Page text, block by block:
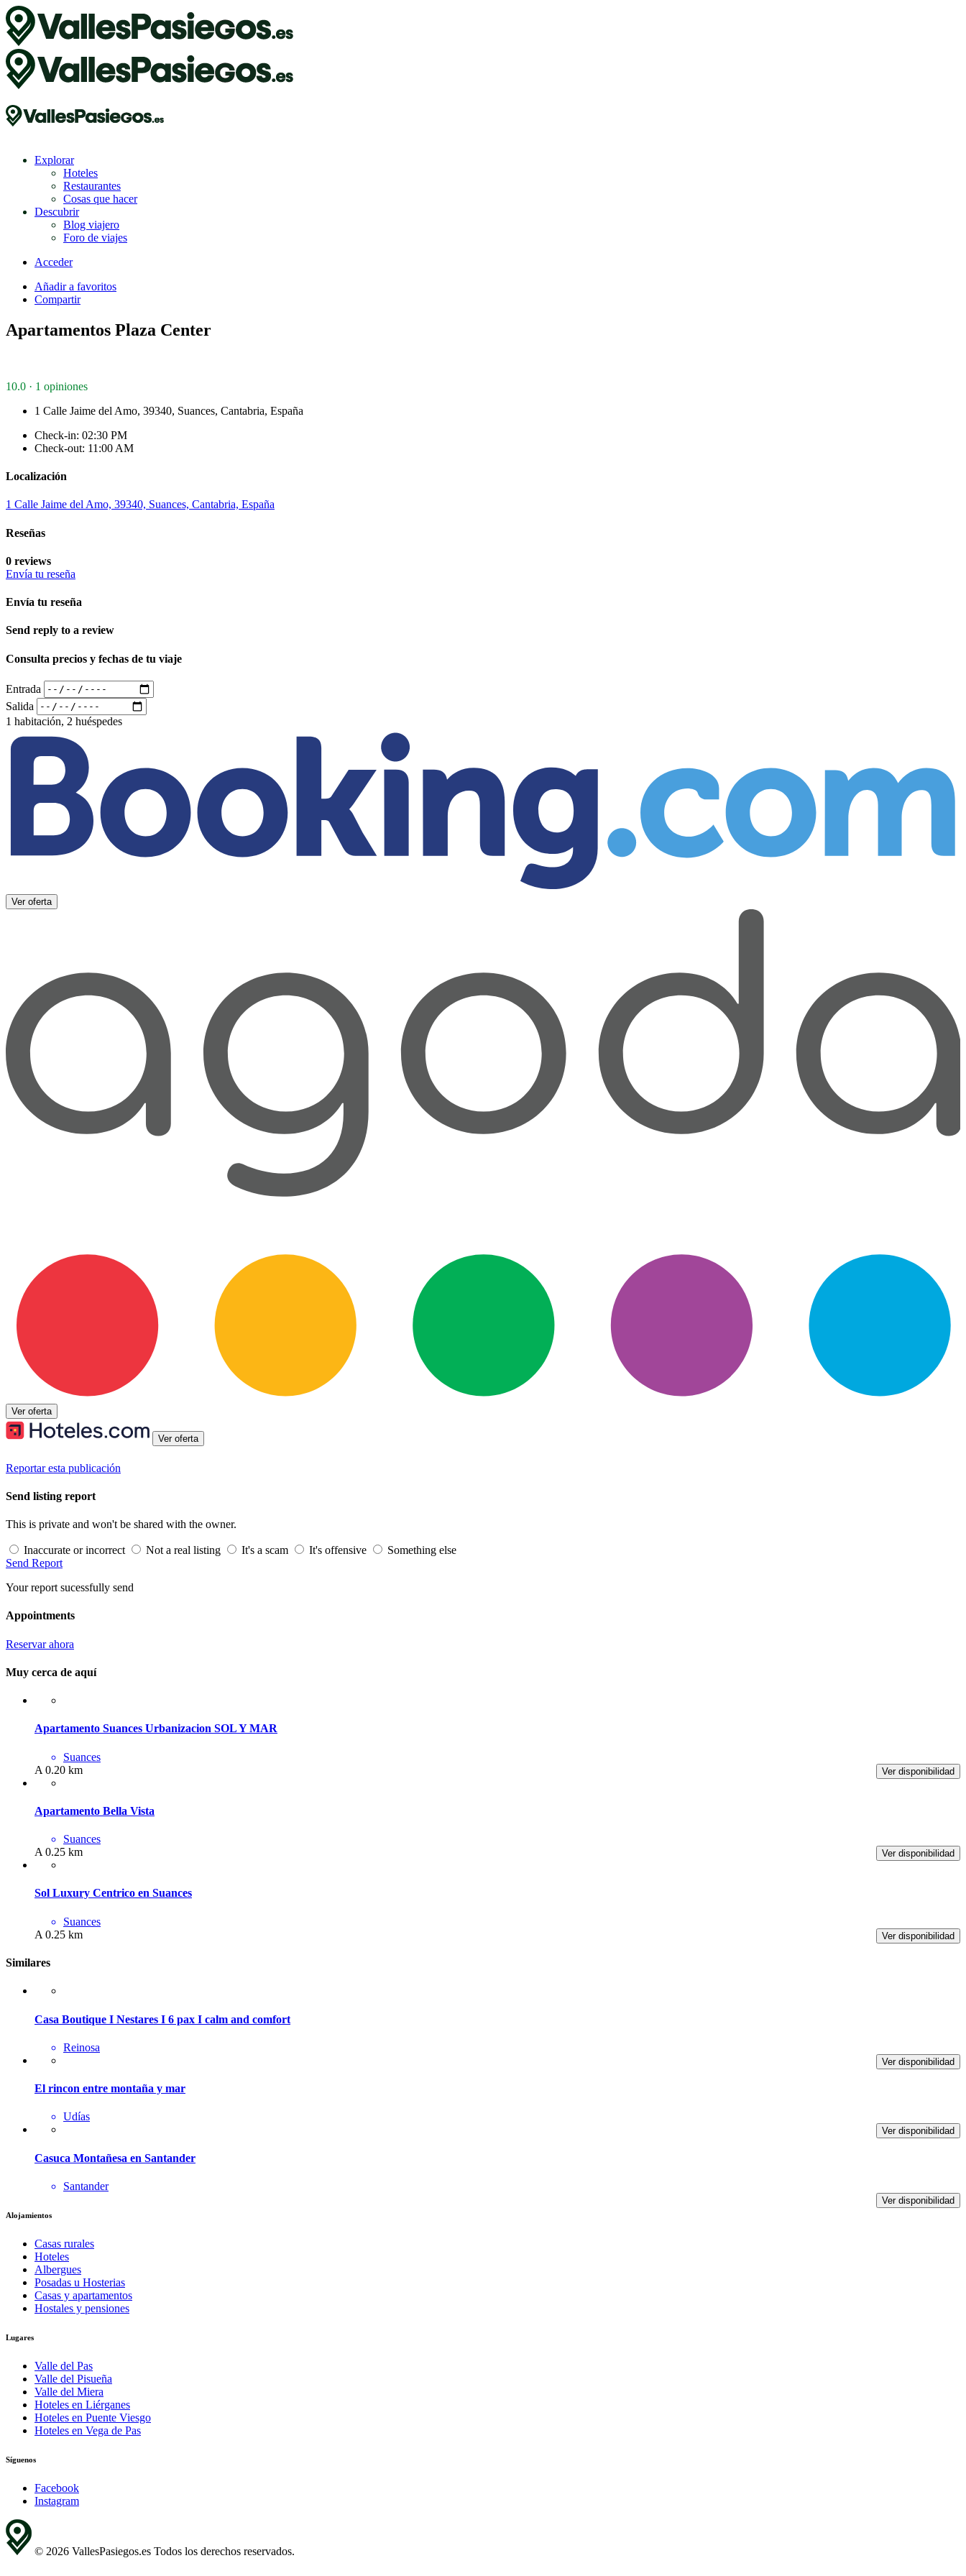
Explorar
Hoteles
Restaurantes
Cosas que hacer
Descubrir
Blog viajero
Foro de viajes
Acceder
Añadir a favoritos
Compartir
Apartamentos Plaza Center
10.0 · 1 opiniones
1 Calle Jaime del Amo, 39340, Suances, Cantabria, España
Check-in: 02:30 PM
Check-out: 11:00 AM
Localización
1 Calle Jaime del Amo, 39340, Suances, Cantabria, España
Reseñas
0 reviews
Envía tu reseña
Envía tu reseña
Send reply to a review
Consulta precios y fechas de tu viaje
Entrada
Salida
1 habitación, 2 huéspedes
Ver oferta
Ver oferta
Ver oferta
Reportar esta publicación
Send listing report
This is private and won't be shared with the owner.
Inaccurate or incorrect Not a real listing It's a scam It's offensive
Something else
Send Report
Your report sucessfully send
Appointments
Reservar ahora
Muy cerca de aquí
Apartamento Suances Urbanizacion SOL Y MAR
Suances
Ver disponibilidad
A 0.20 km
Apartamento Bella Vista
Suances
Ver disponibilidad
A 0.25 km
Sol Luxury Centrico en Suances
Suances
Ver disponibilidad
A 0.25 km
Similares
Casa Boutique I Nestares I 6 pax I calm and comfort
Reinosa
Ver disponibilidad
El rincon entre montaña y mar
Udías
Ver disponibilidad
Casuca Montañesa en Santander
Santander
Ver disponibilidad
Alojamientos
Casas rurales
Hoteles
Albergues
Posadas u Hosterias
Casas y apartamentos
Hostales y pensiones
Lugares
Valle del Pas
Valle del Pisueña
Valle del Miera
Hoteles en Liérganes
Hoteles en Puente Viesgo
Hoteles en Vega de Pas
Síguenos
Facebook
Instagram
© 2026 VallesPasiegos.es Todos los derechos reservados.